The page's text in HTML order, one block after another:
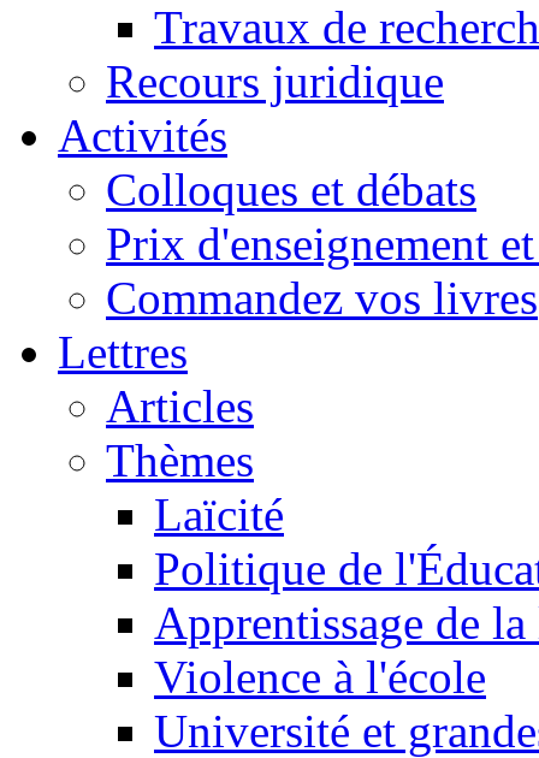
Travaux de
Recours juridique
Activités
Colloques et débats
Prix d'enseignement
Commandez vos livres
Lettres
Articles
Thèmes
Laïcité
Politique de
Apprentissage de
Violence à l'école
Université et